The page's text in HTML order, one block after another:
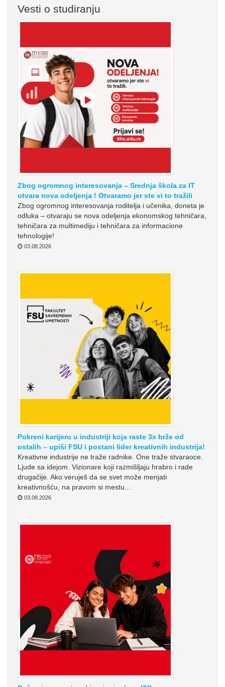
Vesti o studiranju
Zbog ogromnog interesovanja – Srednja škola za IT
otvara nova odeljenja ! Otvaramo jer ste vi to tražili
Zbog ogromnog interesovanja roditelja i učenika, doneta je
odluka – otvaraju se nova odeljenja ekonomskog tehničara,
tehničara za multimediju i tehničara za informacione
tehnologije!
03.08.2026
Pokreni karijeru u industriji koja raste 3x brže od
ostalih – upiši FSU i postani lider kreativnih industrija!
Kreativne industrije ne traže radnike. One traže stvaraoce.
Ljude sa idejom. Vizionare koji razmišljaju hrabro i rade
drugačije. Ako veruješ da se svet može menjati
kreativnošću, na pravom si mestu…
03.08.2026